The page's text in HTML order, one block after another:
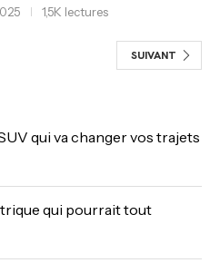
1,5K lectures
SUIVANT
qui va changer vos trajets
qui pourrait tout